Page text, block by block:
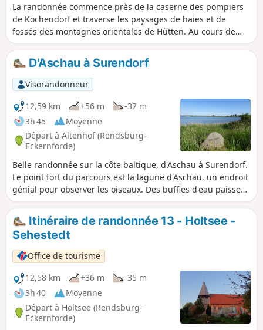
La randonnée commence près de la caserne des pompiers
de Kochendorf et traverse les paysages de haies et de
fossés des montagnes orientales de Hütten. Au cours de
l'itinéraire, vous traverserez les champs et les haies
typiques de la région, franchirez l'Osterbek et traverserez
une petite forêt. Une autre aire de repos avec une belle vue
sur la vallée de l'Osterbek attend les randonneurs affamés
avant Osterby. Au centre d'Osterby, tu changes de direction
et retournes au point de départ en passant à nouveau par
les champs.
D'Aschau à Surendorf
Visorandonneur
12,59 km
+56 m
-37 m
3h 45
Moyenne
Départ à Altenhof (Rendsburg-
Eckernförde)
Belle randonnée sur la côte baltique, d'Aschau à Surendorf.
Le point fort du parcours est la lagune d'Aschau, un endroit
génial pour observer les oiseaux. Des buffles d'eau paissent
dans les pâturages.
Itinéraire de randonnée 13 - Holtsee -
Sehestedt
Office de tourisme
12,58 km
+36 m
-35 m
3h 40
Moyenne
Départ à Holtsee (Rendsburg-
Eckernförde)